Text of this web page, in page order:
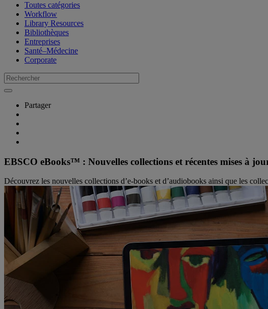
Toutes catégories
Workflow
Library Resources
Bibliothèques
Entreprises
Santé–Médecine
Corporate
Partager
EBSCO eBooks™ : Nouvelles collections et récentes mises à
Découvrez les nouvelles collections d’e-books et d’audiobooks ainsi que les